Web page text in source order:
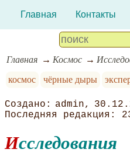
Главная Контакты
Главная Космос
космос
чёрные дыры
admin
Исследования